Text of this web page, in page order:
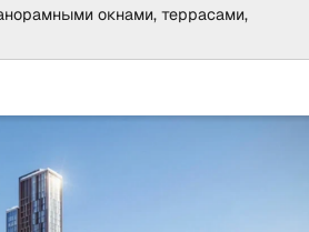
окнами, террасами,